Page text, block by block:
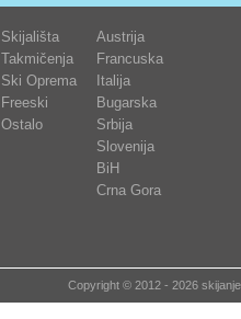
Skijališta
Takmičenja
Ski Oprema
Freeski
Ostalo
Austrija
Francuska
Italija
Bugarska
Srbija
Slovenija
BiH
Crna Gora
Copyright © 2012 - 2026